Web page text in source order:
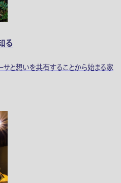
る
サと想いを共有することから始まる家